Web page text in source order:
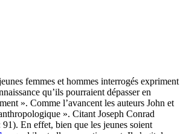
femmes et hommes interrogés expriment
qu’ils pourraient dépasser en
». Comme l’avancent les auteurs John et
». Citant Joseph Conrad
En effet, bien que les jeunes soient